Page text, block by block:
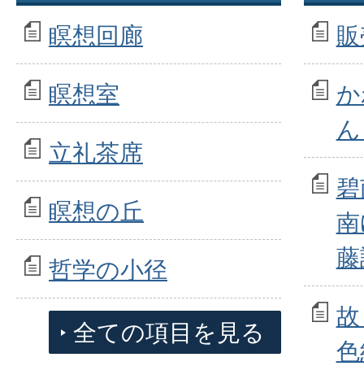
瞑想回廊
瞑想室
立礼茶席
瞑想の丘
哲学の小径
全ての項目を見る